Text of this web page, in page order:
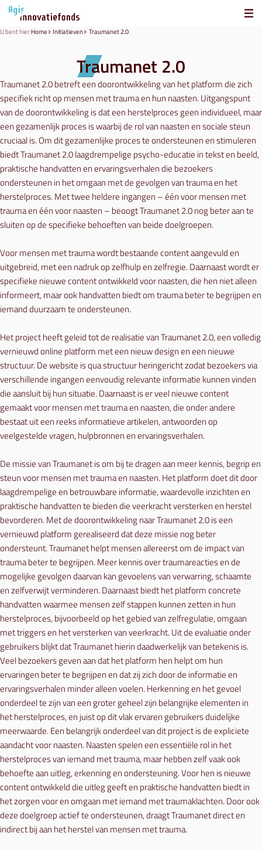
U bent hier:Home Initiatieven Traumanet 2.0
Traumanet 2.0
Traumanet 2.0 betreft een doorontwikkeling van het platform die zich
specifiek richt op mensen met trauma en hun naasten. Uitgangspunt
van de doorontwikkeling is dat een herstelproces geen individueel, maar
een gezamenlijk proces is waarbij de rol van naasten en sociale steun
cruciaal is. Om dit gezamenlijke proces te ondersteunen en stimuleren
biedt Traumanet 2.0 laagdrempelige psycho-educatie in tekst en beeld,
praktische handvatten en ervaringsverhalen die bezoekers
ondersteunen in het omgaan met de gevolgen van trauma en het
herstelproces. Met twee heldere ingangen – één voor mensen met
trauma en één voor naasten – beoogt Traumanet 2.0 nog beter aan te
sluiten op de specifieke behoeften van beide doelgroepen.
Voor mensen met trauma wordt bestaande content aangevuld en
uitgebreid, met een nadruk op zelfhulp en zelfregie. Daarnaast wordt er
specifieke nieuwe content ontwikkeld voor naasten, die hen niet alleen
informeert, maar ook handvatten biedt om trauma beter te begrijpen en
iemand duurzaam te ondersteunen.
Het project heeft geleid tot de realisatie van Traumanet 2.0, een volledig
vernieuwd online platform met een nieuw design en een nieuwe
structuur. De website is qua structuur heringericht zodat bezoekers via
verschillende ingangen eenvoudig relevante informatie kunnen vinden
die aansluit bij hun situatie. Daarnaast is er veel nieuwe content
gemaakt voor mensen met trauma en naasten, die onder andere
bestaat uit een reeks informatieve artikelen, antwoorden op
veelgestelde vragen, hulpbronnen en ervaringsverhalen.
De missie van Traumanet is om bij te dragen aan meer kennis, begrip en
steun voor mensen met trauma en naasten. Het platform doet dit door
laagdrempelige en betrouwbare informatie, waardevolle inzichten en
praktische handvatten te bieden die veerkracht versterken en herstel
bevorderen. Met de doorontwikkeling naar Traumanet 2.0 is een
vernieuwd platform gerealiseerd dat deze missie nog beter
ondersteunt. Traumanet helpt mensen allereerst om de impact van
trauma beter te begrijpen. Meer kennis over traumareacties en de
mogelijke gevolgen daarvan kan gevoelens van verwarring, schaamte
en zelfverwijt verminderen. Daarnaast biedt het platform concrete
handvatten waarmee mensen zelf stappen kunnen zetten in hun
herstelproces, bijvoorbeeld op het gebied van zelfregulatie, omgaan
met triggers en het versterken van veerkracht. Uit de evaluatie onder
gebruikers blijkt dat Traumanet hierin daadwerkelijk van betekenis is.
Veel bezoekers geven aan dat het platform hen helpt om hun
ervaringen beter te begrijpen en dat zij zich door de informatie en
ervaringsverhalen minder alleen voelen. Herkenning en het gevoel
onderdeel te zijn van een groter geheel zijn belangrijke elementen in
het herstelproces, en juist op dit vlak ervaren gebruikers duidelijke
meerwaarde. Een belangrijk onderdeel van dit project is de expliciete
aandacht voor naasten. Naasten spelen een essentiële rol in het
herstelproces van iemand met trauma, maar hebben zelf vaak ook
behoefte aan uitleg, erkenning en ondersteuning. Voor hen is nieuwe
content ontwikkeld die uitleg geeft en praktische handvatten biedt in
het zorgen voor en omgaan met iemand met traumaklachten. Door ook
deze doelgroep actief te ondersteunen, draagt Traumanet direct en
indirect bij aan het herstel van mensen met trauma.